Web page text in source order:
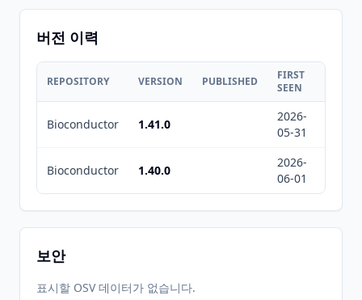
버전 이력
REPOSITORY VERSION PUBLISHED
FIRST
SEEN
Bioconductor 1.41.0
2026-
05-31
Bioconductor 1.40.0
2026-
06-01
보안
표시할 OSV 데이터가 없습니다.